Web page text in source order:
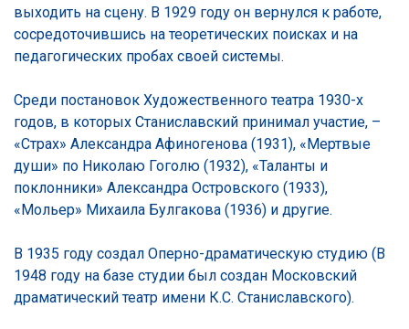
выходить на сцену. В 1929 году он вернулся к работе,
сосредоточившись на теоретических поисках и на
педагогических пробах своей системы.
Среди постановок Художественного театра 1930-х
годов, в которых Станиславский принимал участие, –
«Страх» Александра Афиногенова (1931), «Мертвые
души» по Николаю Гоголю (1932), «Таланты и
поклонники» Александра Островского (1933),
«Мольер» Михаила Булгакова (1936) и другие.
В 1935 году создал Оперно-драматическую студию (В
1948 году на базе студии был создан Московский
драматический театр имени К.С. Станиславского).